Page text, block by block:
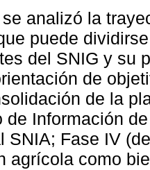
analizó la
puede
del SNIG y su
de
de la
de Información
SNIA; Fase IV
agrícola como